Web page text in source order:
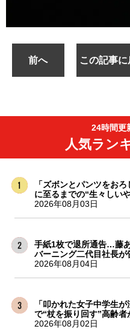
前へ この記事に
24時間更
人気ラン
「ズボンとパンツをお
に至るまでの“生々しい
2026年08月03日
手紙1枚で退所通告…藤
バーニング二代目社長が
2026年08月04日
「叩かれた女子中学生
で“杖を振り回す”高齢者
2026年08月02日